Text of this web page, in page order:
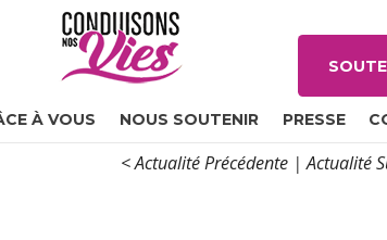
À VOUS NOUS SOUTENIR PRESSE
< Actualité Précédente |Actualité